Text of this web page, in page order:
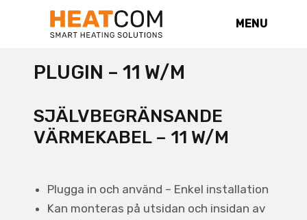
MENU
PLUGIN – 11 W/M
SJÄLVBEGRÄNSANDE
VÄRMEKABEL – 11 W/M
Plugga in och använd – Enkel installation
Kan monteras på utsidan och insidan av